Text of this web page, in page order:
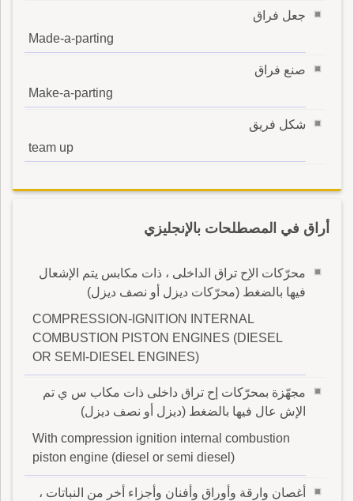
جعل فراق
Made-a-parting
صنع فراق
Make-a-parting
شكل فريق
team up
أراق في المصطلحات بالإنجليزي
محرّكات الإح تراق الداخلى ، ذات مكابس يتم الإشعال
فيها بالضغط (محرّكات ديزل أو نصف ديزل)
COMPRESSION-IGNITION INTERNAL
COMBUSTION PISTON ENGINES (DIESEL
OR SEMI-DIESEL ENGINES)
مجهّزة بمحرّكات إح تراق داخلى ذات مكاب س ي تم
الإش عال فيها بالضغط (ديزل أو نصف ديزل)
With compression ignition internal combustion
piston engine (diesel or semi diesel)
أغصان وارقة وأوراق وأفنان وأجزاء أخر من النباتات ،